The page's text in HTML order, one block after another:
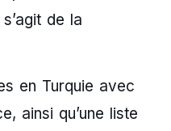
de la
en Turquie avec
ainsi qu’une liste